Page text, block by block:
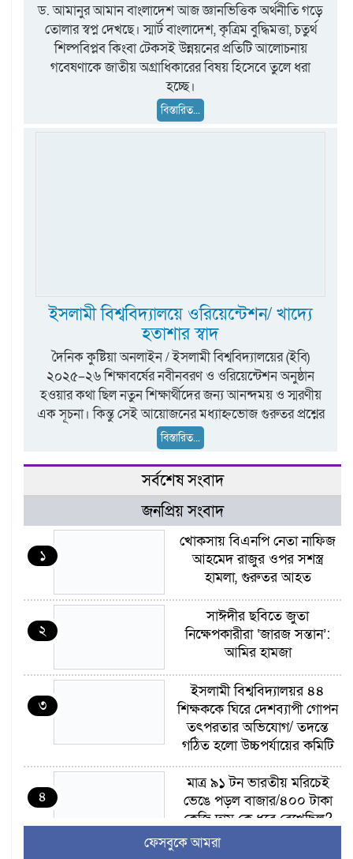
ড. আমানুর আমান বাংলাদেশ আজ জ্ঞানভিত্তিক অর্থনীতি গড়ে
তোলার স্বপ্ন দেখছে। স্মার্ট বাংলাদেশ, কৃত্রিম বুদ্ধিমত্তা, চতুর্থ
শিল্পবিপ্লব কিংবা টেকসই উন্নয়নের প্রতিটি আলোচনায়
গবেষণাকে জাতীয় অগ্রাধিকারের বিষয় হিসেবে তুলে ধরা
হচ্ছে।
বিস্তারিত...
ইসলামী বিশ্ববিদ্যালয়ে ওরিয়েন্টেশন/ খাদ্যে
হতাশার স্বাদ
দৈনিক কুষ্টিয়া অনলাইন / ইসলামী বিশ্ববিদ্যালয়ের (ইবি)
২০২৫–২৬ শিক্ষাবর্ষের নবীনবরণ ও ওরিয়েন্টেশন অনুষ্ঠান
হওয়ার কথা ছিল নতুন শিক্ষার্থীদের জন্য আনন্দময় ও স্মরণীয়
এক সূচনা। কিন্তু সেই আয়োজনের মধ্যাহ্নভোজ গুরুতর প্রশ্নের
বিস্তারিত...
সর্বশেষ সংবাদ
জনপ্রিয় সংবাদ
১
খোকসায় বিএনপি নেতা নাফিজ
আহমেদ রাজুর ওপর সশস্ত্র
হামলা, গুরুতর আহত
২
সাঈদীর ছবিতে জুতা
নিক্ষেপকারীরা ‘জারজ সন্তান’:
আমির হামজা
৩
ইসলামী বিশ্ববিদ্যালয়র ৪৪
শিক্ষককে ঘিরে দেশব্যাপী গোপন
তৎপরতার অভিযোগ/ তদন্তে
গঠিত হলো উচ্চপর্যায়ের কমিটি
৪
মাত্র ৯১ টন ভারতীয় মরিচেই
ভেঙে পড়ল বাজার/৪০০ টাকা
কেজি দাম কে ধরে রেখেছিল?
ফেসবুকে আমরা